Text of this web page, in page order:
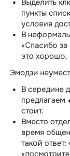
Выделить
пункты
условия
В
«Спасибо
это хорошо.
Эмодзи
В середине
предлагаем
стоит.
Вместо
время
такой